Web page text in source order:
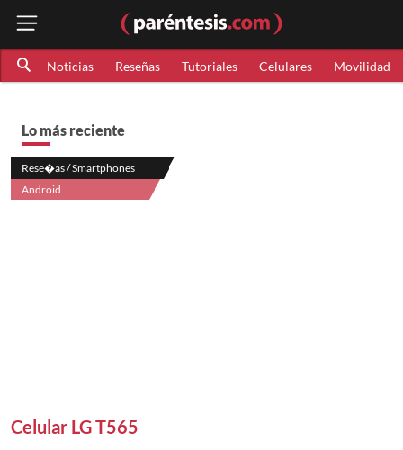
Noticias Reseñas Tutoriales Celulares Movilidad
Lo más reciente
Rese�as / Smartphones
Android
Celular LG T565